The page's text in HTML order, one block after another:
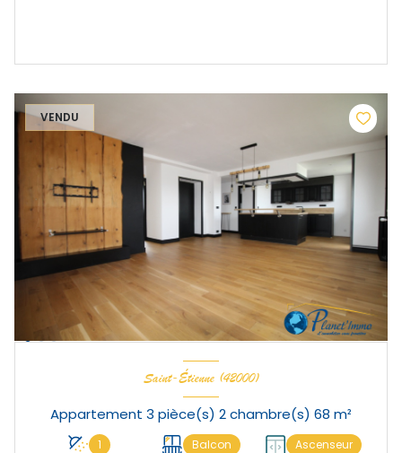
VENDU
Saint-Étienne (42000)
Appartement 3 pièce(s) 2 chambre(s) 68 m²
1 Balcon Ascenseur